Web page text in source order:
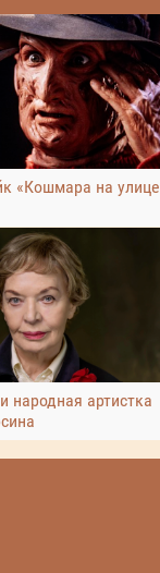
«Кошмара на улице
народная артистка